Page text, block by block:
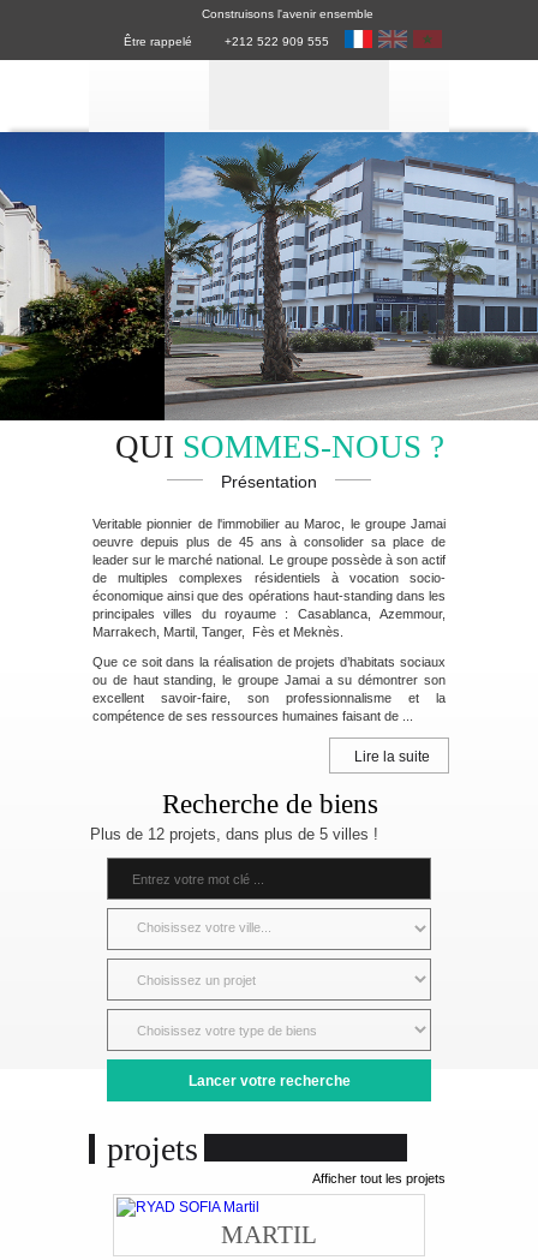
Construisons l'avenir ensemble
Être rappelé +212 522 909 555
QUI SOMMES-NOUS ?
Présentation
Veritable pionnier de l'immobilier au Maroc, le groupe Jamai
oeuvre depuis plus de 45 ans à consolider sa place de
leader sur le marché national. Le groupe possède à son actif
de multiples complexes résidentiels à vocation socio-
économique ainsi que des opérations haut-standing dans les
principales villes du royaume : Casablanca, Azemmour,
Marrakech, Martil, Tanger, Fès et Meknès.
Que ce soit dans la réalisation de projets d’habitats sociaux
ou de haut standing, le groupe Jamai a su démontrer son
excellent savoir-faire, son professionnalisme et la
compétence de ses ressources humaines faisant de ...
Lire la suite
Recherche de biens
Plus de 12 projets, dans plus de 5 villes !
projets
Afficher tout les projets
MARTIL